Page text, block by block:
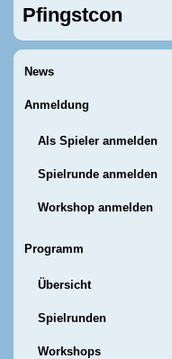
Pfingstcon
News
Anmeldung
Als Spieler anmelden
Spielrunde anmelden
Workshop anmelden
Programm
Übersicht
Spielrunden
Workshops